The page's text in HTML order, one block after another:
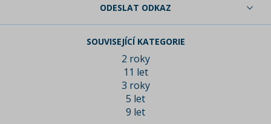
ODESLAT ODKAZ
SOUVISEJÍCÍ KATEGORIE
2 roky
11 let
3 roky
5 let
9 let